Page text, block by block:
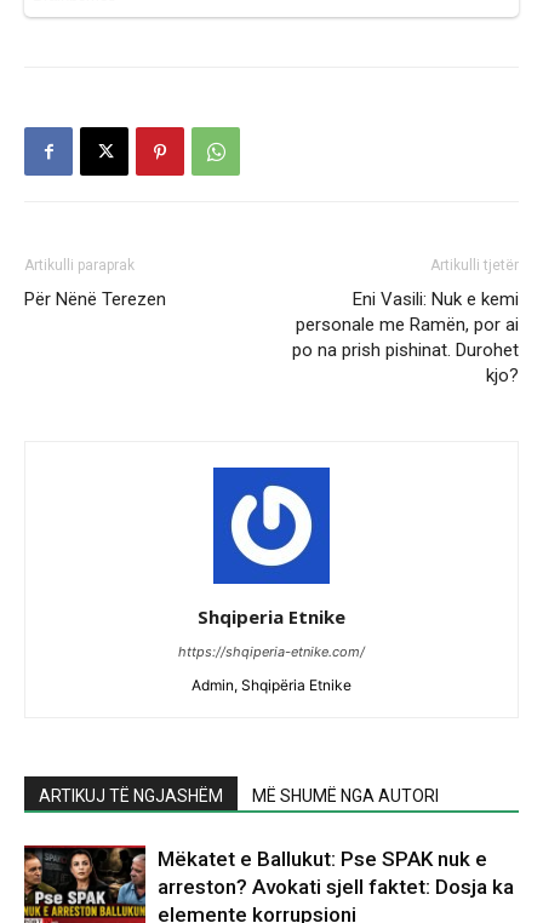
Artikulli paraprak
Për Nënë Terezen
Artikulli tjetër
Eni Vasili: Nuk e kemi
personale me Ramën, por ai
po na prish pishinat. Durohet
kjo?
Shqiperia Etnike
https://shqiperia-etnike.com/
Admin, Shqipëria Etnike
ARTIKUJ TË NGJASHËM MË SHUMË NGA AUTORI
Mëkatet e Ballukut: Pse SPAK nuk e
arreston? Avokati sjell faktet: Dosja ka
elemente korrupsioni